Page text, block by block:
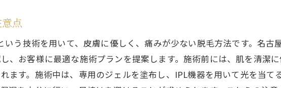
点
う技術を用いて、皮膚に優しく、痛みが少ない脱毛方法です。名古
、お客様に最適な施術プランを提案します。施術前には、肌を清潔
ます。施術中は、専用のジェルを塗布し、IPL機器を用いて光を当て